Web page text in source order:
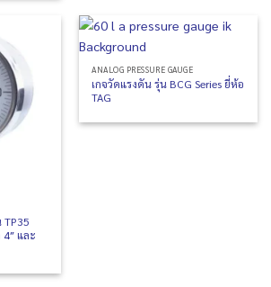
TP35
และ
ANALOG PRESSURE GAUGE
เกจวัดแรงดัน รุ่น BCG Series ยี่ห้อ
TAG